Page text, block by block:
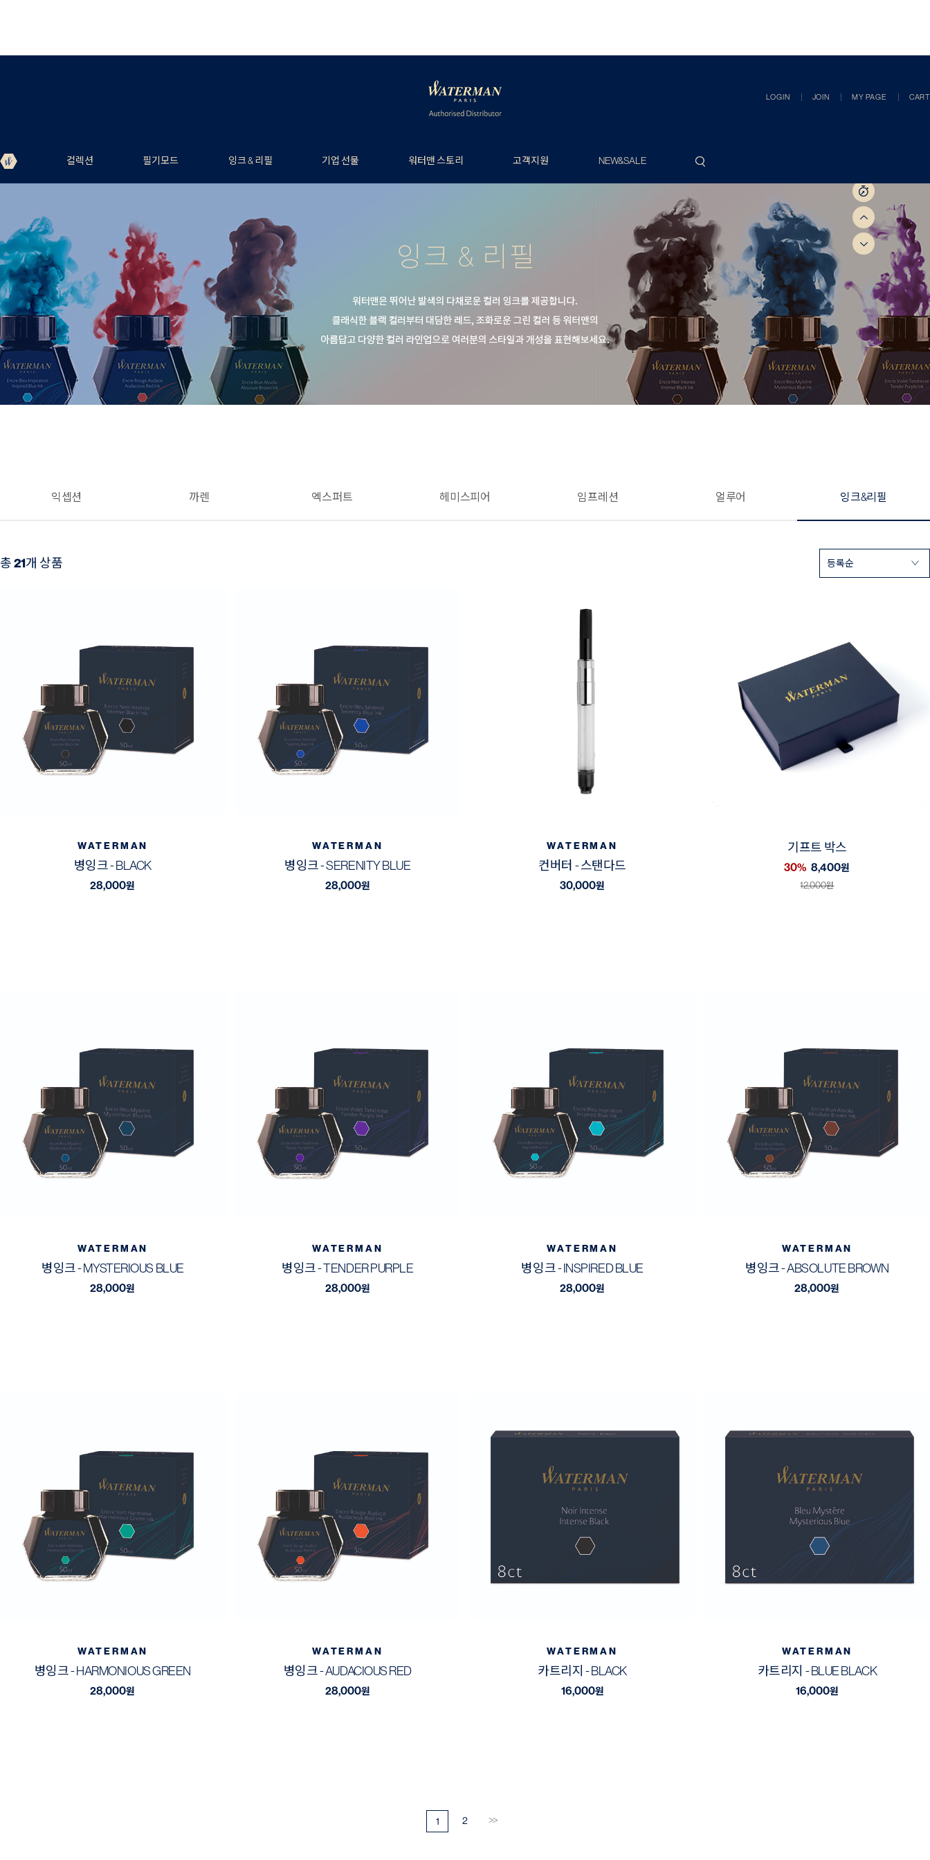
LOGIN JOIN MY PAGE CART
컬렉션 필기모드 잉크 & 리필 기업 선물 워터맨 스토리 고객지원 NEW&SALE
익셉션 까렌 엑스퍼트 헤미스피어 임프레션 얼루어 잉크&리필
총 21개 상품
WATERMAN
병잉크 - BLACK
28,000원
WATERMAN
병잉크 - SERENITY BLUE
28,000원
WATERMAN
컨버터 - 스탠다드
30,000원
기프트 박스
30% 8,400원
12,000원
WATERMAN
병잉크 - MYSTERIOUS BLUE
28,000원
WATERMAN
병잉크 - TENDER PURPLE
28,000원
WATERMAN
병잉크 - INSPIRED BLUE
28,000원
WATERMAN
병잉크 - ABSOLUTE BROWN
28,000원
WATERMAN
병잉크 - HARMONIOUS GREEN
28,000원
WATERMAN
병잉크 - AUDACIOUS RED
28,000원
WATERMAN
카트리지 - BLACK
16,000원
WATERMAN
카트리지 - BLUE BLACK
16,000원
1 2 >>